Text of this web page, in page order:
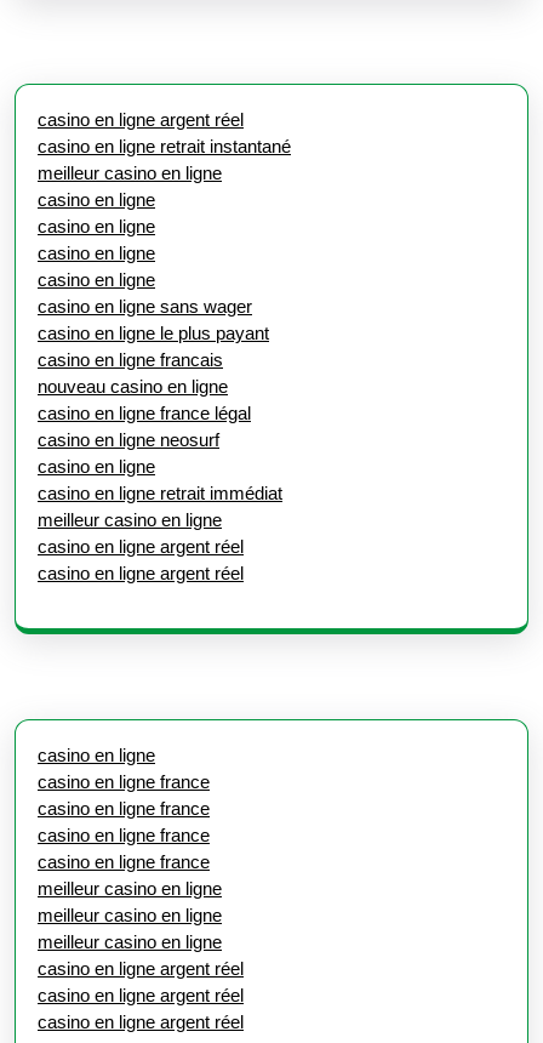
casino en ligne argent réel
casino en ligne retrait instantané
meilleur casino en ligne
casino en ligne
casino en ligne
casino en ligne
casino en ligne
casino en ligne sans wager
casino en ligne le plus payant
casino en ligne francais
nouveau casino en ligne
casino en ligne france légal
casino en ligne neosurf
casino en ligne
casino en ligne retrait immédiat
meilleur casino en ligne
casino en ligne argent réel
casino en ligne argent réel
casino en ligne
casino en ligne france
casino en ligne france
casino en ligne france
casino en ligne france
meilleur casino en ligne
meilleur casino en ligne
meilleur casino en ligne
casino en ligne argent réel
casino en ligne argent réel
casino en ligne argent réel